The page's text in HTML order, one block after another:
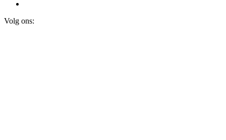
Volg ons: